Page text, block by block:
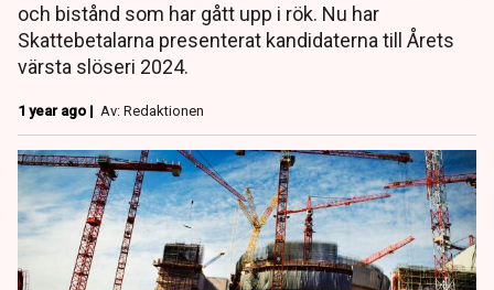
och bistånd som har gått upp i rök. Nu har
Skattebetalarna presenterat kandidaterna till Årets
värsta slöseri 2024.
1 year ago | Av: Redaktionen